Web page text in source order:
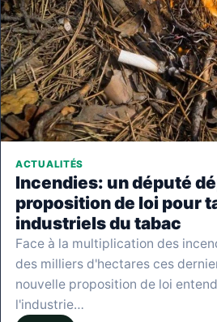
ACTUALITÉS
Incendies: un député
proposition de loi pour
industriels du tabac
Face à la multiplication des
des milliers d'hectares ces
nouvelle proposition de loi
l'industrie…